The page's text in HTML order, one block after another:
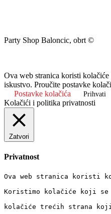
Party Shop Baloncic, obrt ©
Ova web stranica koristi
iskustvo. Proučite postavke
Postavke kolačića
Prihvati
Kolačići i politika privatnosti
Zatvori
Privatnost
Ova web stranica koristi
Koristimo kolačiće koji se
kolačiće trećih strana